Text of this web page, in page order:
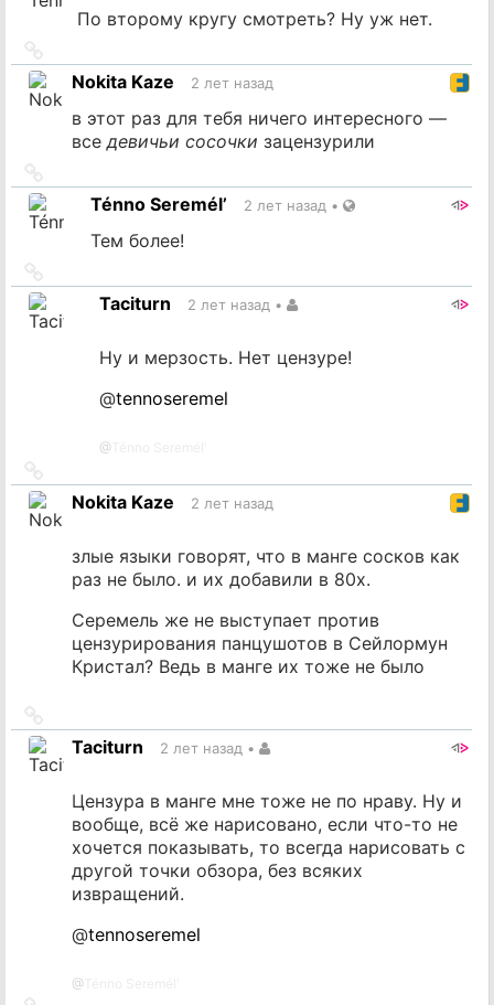
По второму кругу смотреть? Ну уж нет.
на
источник
Nokita Kaze 2 лет назад
в этот раз для тебя ничего интересного —
все девичьи сосочки зацензурили
на
источникTénno Seremél’ 2 лет назад •
Тем более!
на
источникTaciturn 2 лет назад •
Ну и мерзость. Нет цензуре!
@tennoseremel
@
на
источник
Nokita Kaze 2 лет назад
злые языки говорят, что в манге сосков как
раз не было. и их добавили в 80х.
Серемель же не выступает против
цензурирования панцушотов в Сейлормун
Кристал? Ведь в манге их тоже не было
на
источник
Taciturn 2 лет назад •
Цензура в манге мне тоже не по нраву. Ну и
вообще, всё же нарисовано, если что-то не
хочется показывать, то всегда нарисовать с
другой точки обзора, без всяких
извращений.
@tennoseremel
@